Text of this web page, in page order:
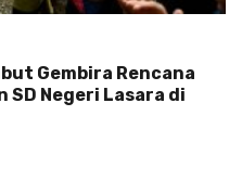
Gembira Rencana
SD Negeri Lasara di